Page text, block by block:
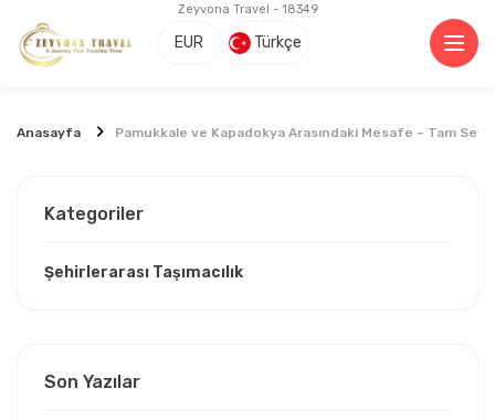
Zeyvona Travel - 18349
EUR Türkçe
Anasayfa Pamukkale ve Kapadokya Arasındaki Mesafe – Tam
Kategoriler
Şehirlerarası Taşımacılık
Son Yazılar